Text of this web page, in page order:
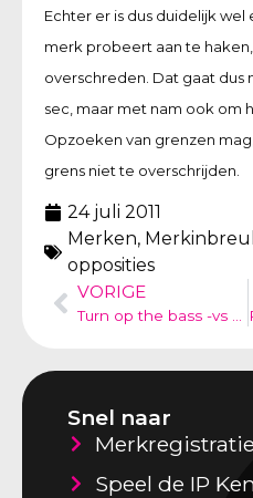
Echter er is dus duidelijk wel
merk probeert aan te
overschreden. Dat gaat dus
sec, maar met nam ook om
Opzoeken van grenzen
grens niet te overschrijden.
24 juli 2011
Merken,
opposities
VORIGE
Turn op the bass -vs turn up the beach
Snel naar
Merkregistratie
Speel de IP